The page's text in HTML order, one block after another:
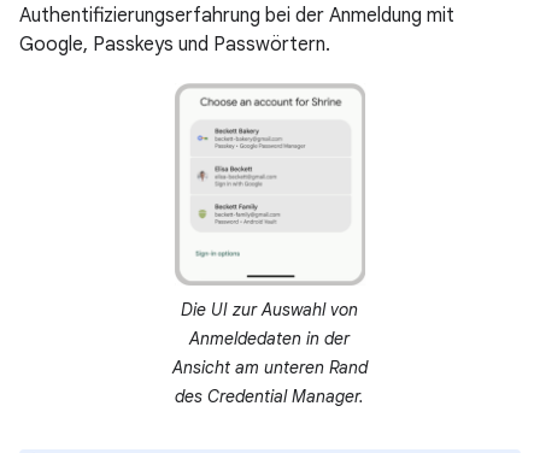
Authentifizierungserfahrung bei der Anmeldung mit
Google, Passkeys und Passwörtern.
Die UI zur Auswahl von
Anmeldedaten in der
Ansicht am unteren Rand
des Credential Manager.